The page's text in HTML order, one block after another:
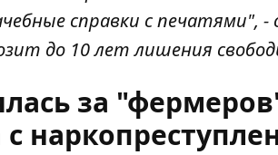
справки с печатями", -
до 10 лет лишения
за
с